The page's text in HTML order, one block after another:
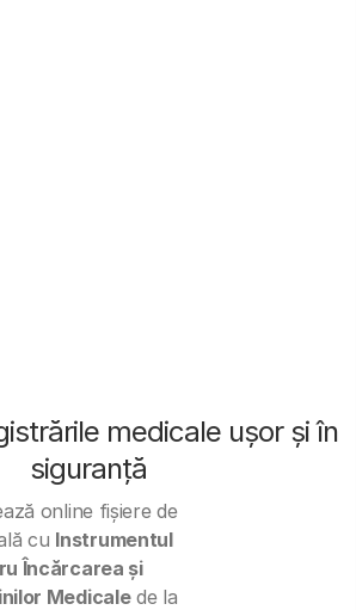
medicale ușor și în
siguranță
online fișiere de
cu Instrumentul
Încărcarea și
Medicalede la